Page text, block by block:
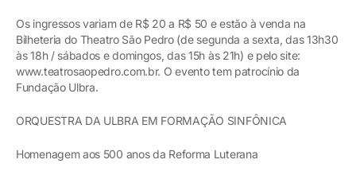
Os ingressos variam de R$ 20 a R$ 50 e estão à venda na
Bilheteria do Theatro São Pedro (de segunda a sexta, das 13h30
às 18h / sábados e domingos, das 15h às 21h) e pelo site:
www.teatrosaopedro.com.br. O evento tem patrocínio da
Fundação Ulbra.
ORQUESTRA DA ULBRA EM FORMAÇÃO SINFÔNICA
Homenagem aos 500 anos da Reforma Luterana